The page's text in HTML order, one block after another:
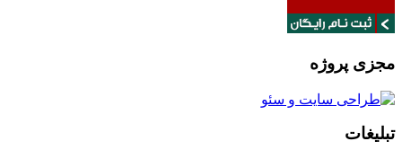
مجزی پروژه
تبلیغات